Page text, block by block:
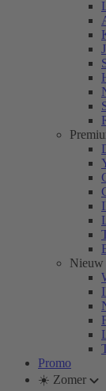
Nieuw
Promo
☀️ Zomer